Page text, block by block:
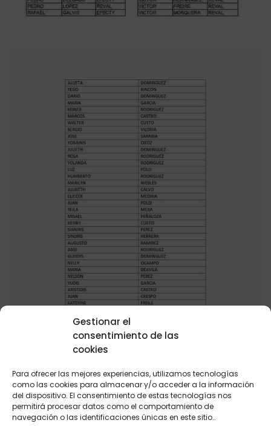
Gestionar el
consentimiento de las
cookies
Para ofrecer las mejores experiencias, utilizamos tecnologías
como las cookies para almacenar y/o acceder a la información
del dispositivo. El consentimiento de estas tecnologías nos
permitirá procesar datos como el comportamiento de
navegación o las identificaciones únicas en este sitio..